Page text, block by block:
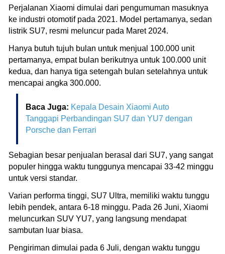
Perjalanan Xiaomi dimulai dari pengumuman masuknya
ke industri otomotif pada 2021. Model pertamanya, sedan
listrik SU7, resmi meluncur pada Maret 2024.
Hanya butuh tujuh bulan untuk menjual 100.000 unit
pertamanya, empat bulan berikutnya untuk 100.000 unit
kedua, dan hanya tiga setengah bulan setelahnya untuk
mencapai angka 300.000.
Baca Juga: Kepala Desain Xiaomi Auto
Tanggapi Perbandingan SU7 dan YU7 dengan
Porsche dan Ferrari
Sebagian besar penjualan berasal dari SU7, yang sangat
populer hingga waktu tunggunya mencapai 33-42 minggu
untuk versi standar.
Varian performa tinggi, SU7 Ultra, memiliki waktu tunggu
lebih pendek, antara 6-18 minggu. Pada 26 Juni, Xiaomi
meluncurkan SUV YU7, yang langsung mendapat
sambutan luar biasa.
Pengiriman dimulai pada 6 Juli, dengan waktu tunggu